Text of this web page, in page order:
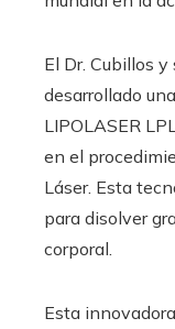
El Dr. Cubillos
desarrollado
LIPOLASER
en el
Láser. Esta
para disolver
corporal.
Esta